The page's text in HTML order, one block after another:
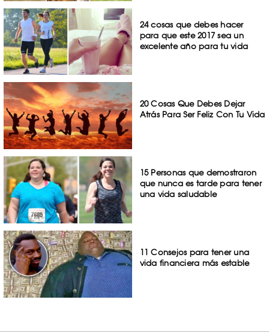
24 cosas que debes hacer
para que este 2017 sea un
excelente año para tu vida
20 Cosas Que Debes Dejar
Atrás Para Ser Feliz Con Tu Vida
15 Personas que demostraron
que nunca es tarde para tener
una vida saludable
11 Consejos para tener una
vida financiera más estable